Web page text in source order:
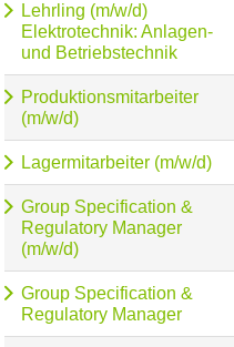
Lehrling (m/w/d)
Elektrotechnik: Anlagen-
und Betriebstechnik
Produktionsmitarbeiter
(m/w/d)
Lagermitarbeiter (m/w/d)
Group Specification &
Regulatory Manager
(m/w/d)
Group Specification &
Regulatory Manager